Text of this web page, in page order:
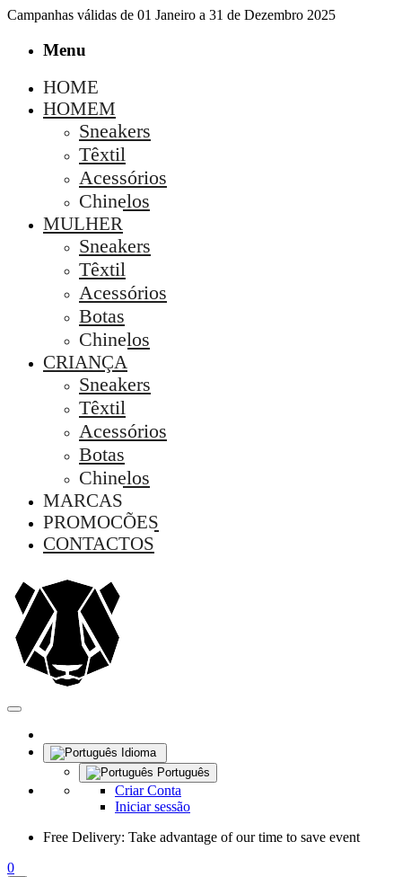
Campanhas válidas de 01 Janeiro a 31 de Dezembro 2025
Menu
HOME
HOMEM
Sneakers
Têxtil
Acessórios
Chinelos
MULHER
Sneakers
Têxtil
Acessórios
Botas
Chinelos
CRIANÇA
Sneakers
Têxtil
Acessórios
Botas
Chinelos
MARCAS
PROMOÇÕES
CONTACTOS
Idioma
Português
Criar Conta
Iniciar sessão
Free Delivery: Take advantage of our time to save event
0